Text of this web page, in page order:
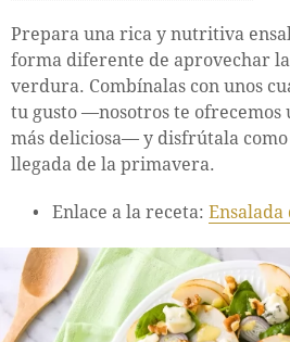
Prepara una rica y nutritiva
forma diferente de aprovechar
verdura. Combínalas con unos
tu gusto —nosotros te ofrecemos
más deliciosa— y disfrútala
llegada de la primavera.
Enlace a la receta: Ensalada